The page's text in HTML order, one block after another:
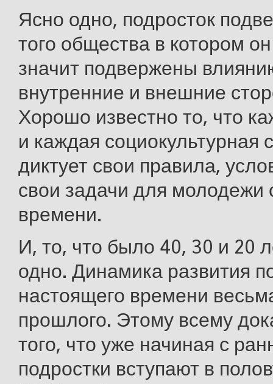
Ясно одно, подросток
того общества в котором
значит подвержены
внутренние и внешние
Хорошо известно то, что
и каждая социокультурная
диктует свои правила,
свои задачи для молодежи
времени.
И, то, что было 40, 30 и 20
одно. Динамика развития
настоящего времени
прошлого. Этому всему
того, что уже начиная с
подростки вступают в